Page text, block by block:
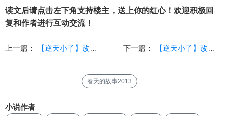
读文后请点击左下角支持楼主，送上你的红心！欢迎积极回
复和作者进行互动交流！
上一篇： 【逆天小子】改编版-背德熟女王慧芳的无助（上） 下一篇： 【逆天小子】改编版-背德熟女王慧芳的无助-下
春天的故事2013
小说作者